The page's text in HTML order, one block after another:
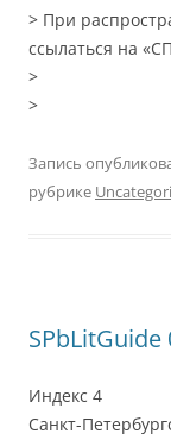
> При
ссылаться на
>
>
Запись
рубрике
SPbLitGuide
Индекс 4
Санкт-